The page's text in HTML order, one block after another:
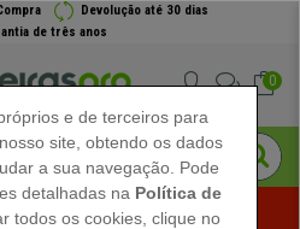
Devolução até 30 dias
de três anos
0
e de terceiros para
site, obtendo os dados
a sua navegação. Pode
detalhadas na Política de
todos os cookies, clique no